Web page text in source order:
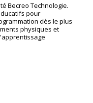
Becreo Technologie.
pour
dès le plus
physiques et